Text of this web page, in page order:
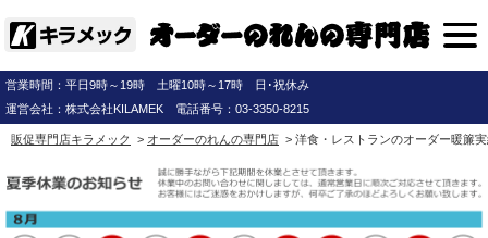
営業時間：平日9時～19時 土曜10時～17時 日･祝休み
運営会社：株式会社KILAMEK 電話番号：03-3350-8215
販促専門店キラメック > オーダーのれんの専門店 > 洋食・レストランのオーダー暖簾